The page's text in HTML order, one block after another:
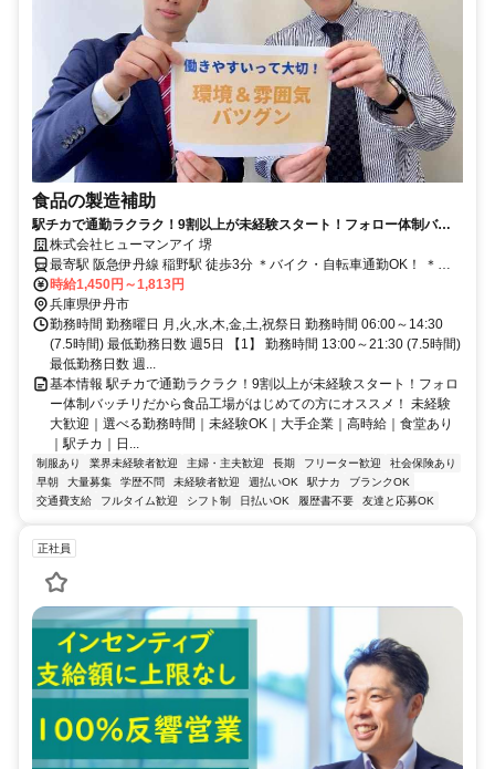
食品の製造補助
駅チカで通勤ラクラク！9割以上が未経験スタート！フォロー体制バッ
チリだから食品工場がはじめての方にオススメ！
株式会社ヒューマンアイ 堺
最寄駅 阪急伊丹線 稲野駅 徒歩3分 ＊バイク・自転車通勤OK！ ＊駅
チカで通勤ラクラク
時給1,450円～1,813円
兵庫県伊丹市
勤務時間 勤務曜日 月,火,水,木,金,土,祝祭日 勤務時間 06:00～14:30
(7.5時間) 最低勤務日数 週5日 【1】 勤務時間 13:00～21:30 (7.5時間)
最低勤務日数 週...
基本情報 駅チカで通勤ラクラク！9割以上が未経験スタート！フォロ
ー体制バッチリだから食品工場がはじめての方にオススメ！ 未経験
大歓迎｜選べる勤務時間｜未経験OK｜大手企業｜高時給｜食堂あり
｜駅チカ｜日...
制服あり 業界未経験者歓迎 主婦・主夫歓迎 長期 フリーター歓迎
社会保険あり
早朝
大量募集 学歴不問 未経験者歓迎 週払いOK 駅ナカ
ブランクOK
交通費支給
フルタイム歓迎 シフト制 日払いOK 履歴書不要 友達と応募OK
正社員